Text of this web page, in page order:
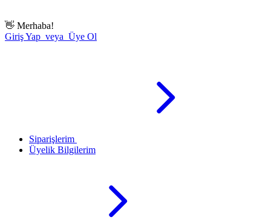
👋 Merhaba!
Giriş Yap veya Üye Ol
Siparişlerim
Üyelik Bilgilerim